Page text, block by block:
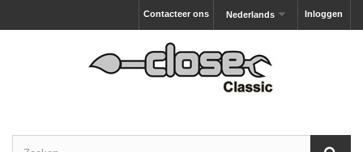
Inloggen
Nederlands
Contacteer ons